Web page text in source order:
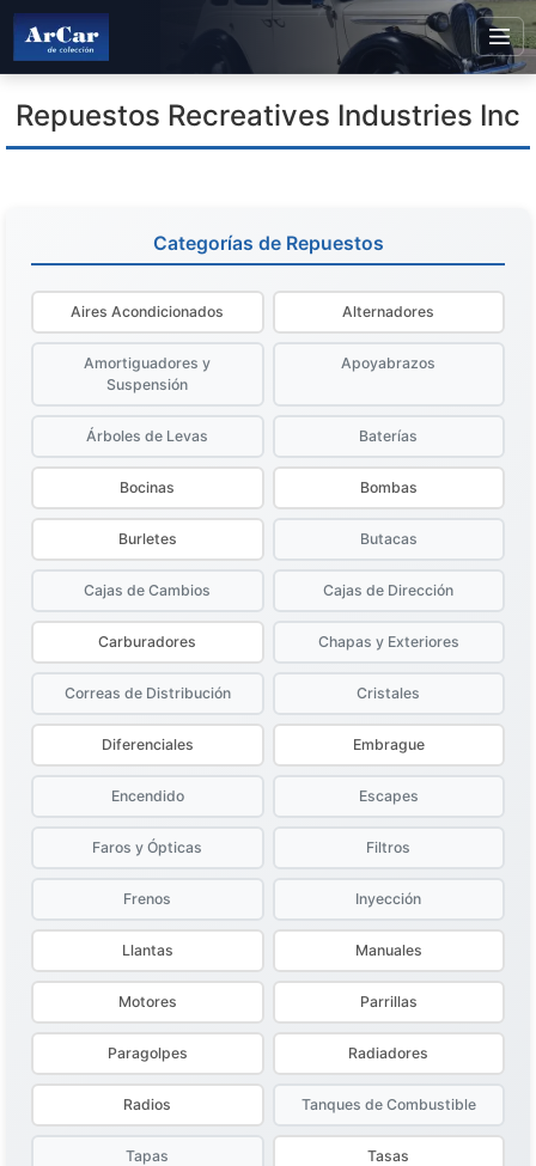
Repuestos Recreatives Industries Inc
Categorías de Repuestos
Aires Acondicionados Alternadores
Amortiguadores y
Suspensión
Apoyabrazos
Árboles de Levas Baterías
Bocinas Bombas
Burletes Butacas
Cajas de Cambios Cajas de Dirección
Carburadores Chapas y Exteriores
Correas de Distribución Cristales
Diferenciales Embrague
Encendido Escapes
Faros y Ópticas Filtros
Frenos Inyección
Llantas Manuales
Motores Parrillas
Paragolpes Radiadores
Radios Tanques de Combustible
Tapas Tasas